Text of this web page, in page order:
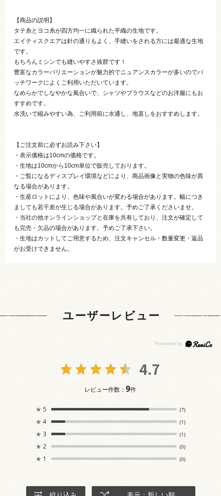
【商品の説明】
タテ糸とヨコ糸が四方均一に織られた平織の生地です。
エイティスクエアは針の通りもよく、手縫いをされる方には最適な生地
です。
もちろんミシンでも縫いやすさ抜群です！
豊富なカラーバリエーションが魅力的でニュアンスカラーが多いのでパ
ッチワークによくご利用いただいています。
なめらかでしなやかな風合いで、シャツやブラウスなどのお洋服にもお
すすめです。
水洗いで縮みやすい為、ご利用前に水通し、地直しをおすすめします。
【ご注文前に必ずお読み下さい】
・表示価格は10cmの価格です。
・生地は10cmから10cm単位で販売しております。
・ご覧になるディスプレイ環境などにより、商品画像と実物の色味が異
なる場合があります。
・生産ロットにより、色味や風合いが変わる場合があります。幅につき
ましても若干差が生じる場合があります。予めご了承くださいませ。
・当社の他オンラインショップと在庫を共有しており、注文が確定して
も完売・欠品の場合があります。予めご了承下さい。
・生地はカットしてご用意するため、注文キャンセル・数量変更・返品
がお受けできません。
ユーザーレビュー
4.7
レビュー件数：9件
★ 5 (7)
★ 4 (1)
★ 3 (1)
★ 2 (0)
★ 1 (0)